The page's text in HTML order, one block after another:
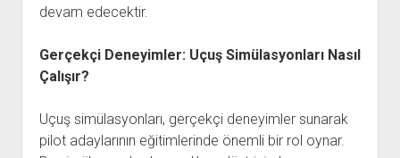
devam edecektir.
Gerçekçi Deneyimler: Uçuş Simülasyonları Nasıl
Çalışır?
Uçuş simülasyonları, gerçekçi deneyimler sunarak
pilot adaylarının eğitimlerinde önemli bir rol oynar.